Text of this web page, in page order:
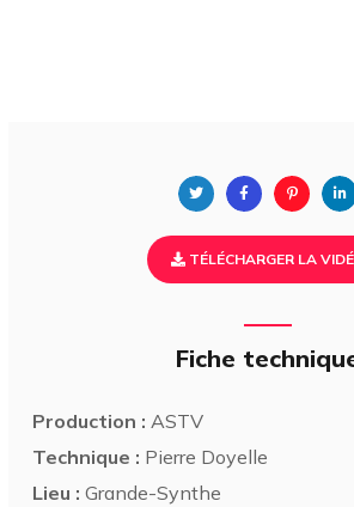
TÉLÉCHARGER LA
Fiche
Production : ASTV
Technique : Pierre Doyelle
Lieu : Grande-Synthe